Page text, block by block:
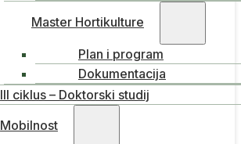
Master Hortikulture
Plan i program
Dokumentacija
III ciklus – Doktorski studij
Mobilnost